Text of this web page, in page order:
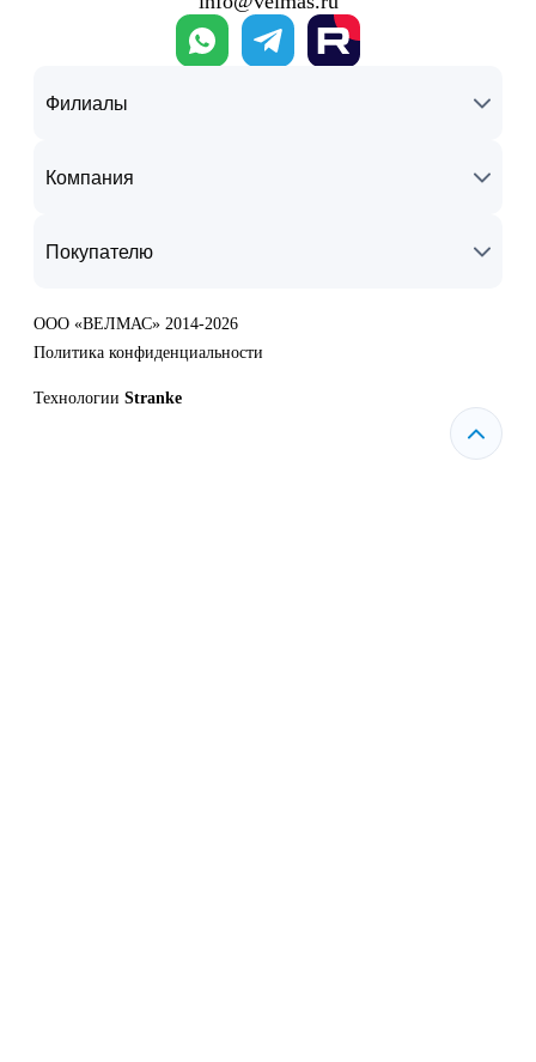
Филиалы
Компания
Покупателю
ООО «ВЕЛМАС» 2014-2026
Политика конфиденциальности
Технологии Stranke